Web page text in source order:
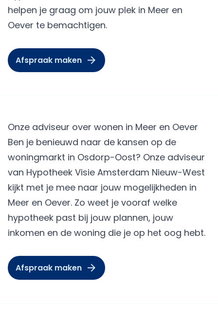
helpen je graag om jouw plek in Meer en
Oever te bemachtigen.
Afspraak maken
Onze adviseur over wonen in Meer en Oever
Ben je benieuwd naar de kansen op de
woningmarkt in Osdorp-Oost? Onze adviseur
van Hypotheek Visie Amsterdam Nieuw-West
kijkt met je mee naar jouw mogelijkheden in
Meer en Oever. Zo weet je vooraf welke
hypotheek past bij jouw plannen, jouw
inkomen en de woning die je op het oog hebt.
Afspraak maken